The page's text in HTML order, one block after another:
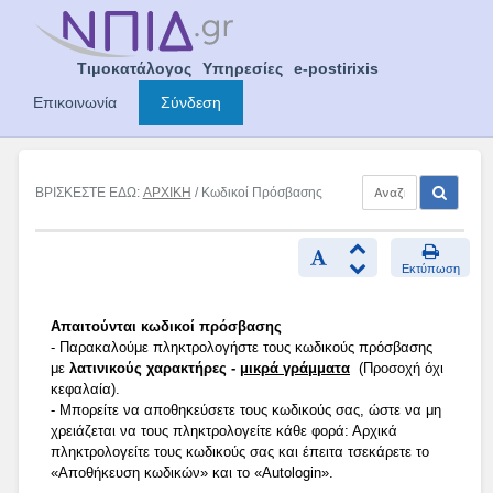
Τιμοκατάλογος Υπηρεσίες
e-postirixis
Επικοινωνία
Σύνδεση
ΒΡΙΣΚΕΣΤΕ ΕΔΩ: ΑΡΧΙΚΗ / Κωδικοί Πρόσβασης
Εκτύπωση
Απαιτούνται κωδικοί πρόσβασης
- Παρακαλούμε πληκτρολογήστε τους κωδικούς πρόσβασης
με λατινικούς χαρακτήρες - μικρά γράμματα (Προσοχή όχι
κεφαλαία).
- Μπορείτε να αποθηκεύσετε τους κωδικούς σας, ώστε να μη
χρειάζεται να τους πληκτρολογείτε κάθε φορά: Αρχικά
πληκτρολογείτε τους κωδικούς σας και έπειτα τσεκάρετε το
«Αποθήκευση κωδικών» και το «Autologin».